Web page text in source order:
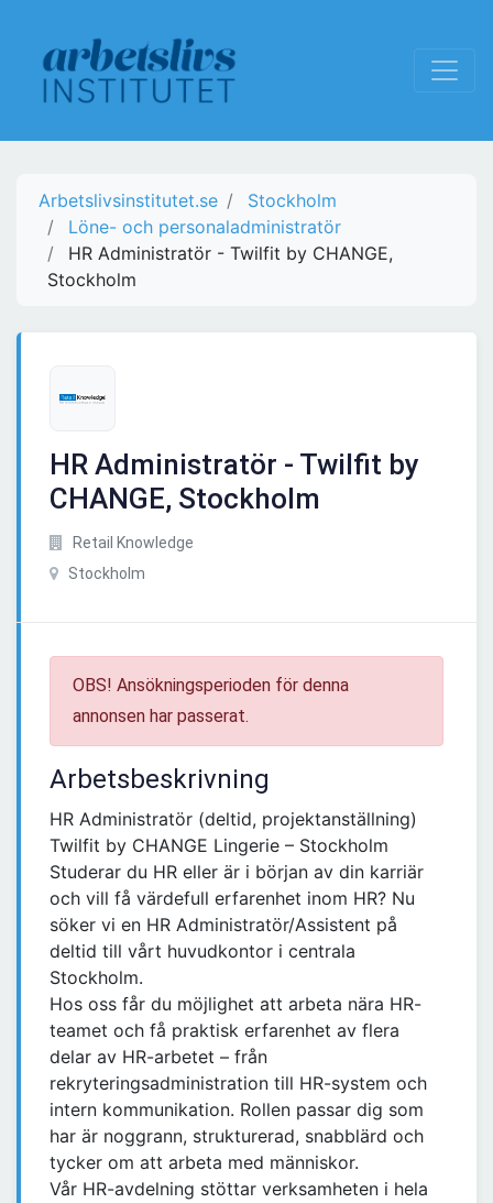
Arbetslivsinstitutet.se
Stockholm
Löne- och personaladministratör
HR Administratör - Twilfit by CHANGE,
Stockholm
HR Administratör - Twilfit by
CHANGE, Stockholm
Retail Knowledge
Stockholm
OBS! Ansökningsperioden för denna
annonsen har passerat.
Arbetsbeskrivning
HR Administratör (deltid, projektanställning)
Twilfit by CHANGE Lingerie – Stockholm
Studerar du HR eller är i början av din karriär
och vill få värdefull erfarenhet inom HR? Nu
söker vi en HR Administratör/Assistent på
deltid till vårt huvudkontor i centrala
Stockholm.
Hos oss får du möjlighet att arbeta nära HR-
teamet och få praktisk erfarenhet av flera
delar av HR-arbetet – från
rekryteringsadministration till HR-system och
intern kommunikation. Rollen passar dig som
har är noggrann, strukturerad, snabblärd och
tycker om att arbeta med människor.
Vår HR-avdelning stöttar verksamheten i hela